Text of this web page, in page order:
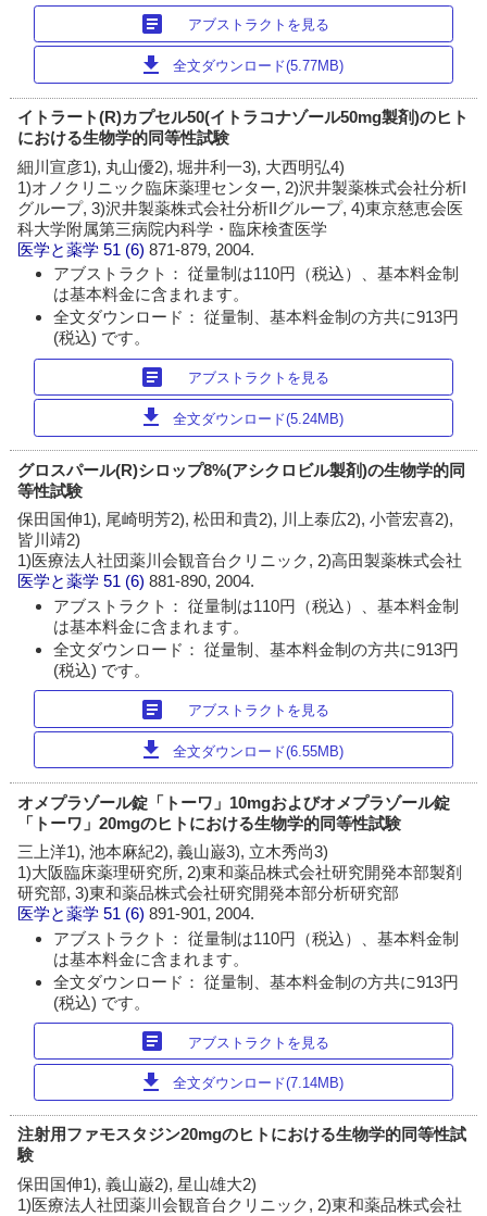
article アブストラクトを見る
download 全文ダウンロード(5.77MB)
イトラート(R)カプセル50(イトラコナゾール50mg製剤)のヒト
における生物学的同等性試験
細川宣彦1), 丸山優2), 堀井利一3), 大西明弘4)
1)オノクリニック臨床薬理センター, 2)沢井製薬株式会社分析I
グループ, 3)沢井製薬株式会社分析IIグループ, 4)東京慈恵会医
科大学附属第三病院内科学・臨床検査医学
医学と薬学 51 (6)871-879, 2004.
アブストラクト： 従量制は110円（税込）、基本料金制
は基本料金に含まれます。
全文ダウンロード： 従量制、基本料金制の方共に913円
(税込) です。
article アブストラクトを見る
download 全文ダウンロード(5.24MB)
グロスパール(R)シロップ8%(アシクロビル製剤)の生物学的同
等性試験
保田国伸1), 尾崎明芳2), 松田和貴2), 川上泰広2), 小菅宏喜2),
皆川靖2)
1)医療法人社団薬川会観音台クリニック, 2)高田製薬株式会社
医学と薬学 51 (6)881-890, 2004.
アブストラクト： 従量制は110円（税込）、基本料金制
は基本料金に含まれます。
全文ダウンロード： 従量制、基本料金制の方共に913円
(税込) です。
article アブストラクトを見る
download 全文ダウンロード(6.55MB)
オメプラゾール錠「トーワ」10mgおよびオメプラゾール錠
「トーワ」20mgのヒトにおける生物学的同等性試験
三上洋1), 池本麻紀2), 義山巌3), 立木秀尚3)
1)大阪臨床薬理研究所, 2)東和薬品株式会社研究開発本部製剤
研究部, 3)東和薬品株式会社研究開発本部分析研究部
医学と薬学 51 (6)891-901, 2004.
アブストラクト： 従量制は110円（税込）、基本料金制
は基本料金に含まれます。
全文ダウンロード： 従量制、基本料金制の方共に913円
(税込) です。
article アブストラクトを見る
download 全文ダウンロード(7.14MB)
注射用ファモスタジン20mgのヒトにおける生物学的同等性試
験
保田国伸1), 義山巌2), 星山雄大2)
1)医療法人社団薬川会観音台クリニック, 2)東和薬品株式会社